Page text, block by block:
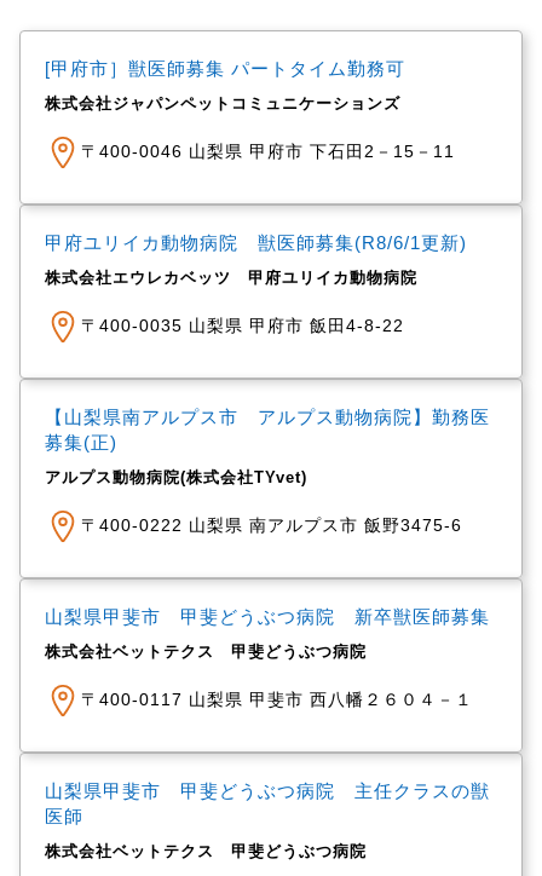
[甲府市］獣医師募集 パートタイム勤務可
株式会社ジャパンペットコミュニケーションズ
〒400-0046 山梨県 甲府市 下石田2－15－11
甲府ユリイカ動物病院 獣医師募集(R8/6/1更新)
株式会社エウレカベッツ 甲府ユリイカ動物病院
〒400-0035 山梨県 甲府市 飯田4-8-22
【山梨県南アルプス市 アルプス動物病院】勤務医
募集(正)
アルプス動物病院(株式会社TYvet)
〒400-0222 山梨県 南アルプス市 飯野3475-6
山梨県甲斐市 甲斐どうぶつ病院 新卒獣医師募集
株式会社ベットテクス 甲斐どうぶつ病院
〒400-0117 山梨県 甲斐市 西八幡２６０４－１
山梨県甲斐市 甲斐どうぶつ病院 主任クラスの獣
医師
株式会社ベットテクス 甲斐どうぶつ病院